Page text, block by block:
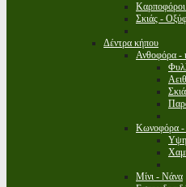
Σκιάς -
Δέντρα κήπου
Ανθοφόρα -
Κωνοφόρα -
Μίνι - Νάνα